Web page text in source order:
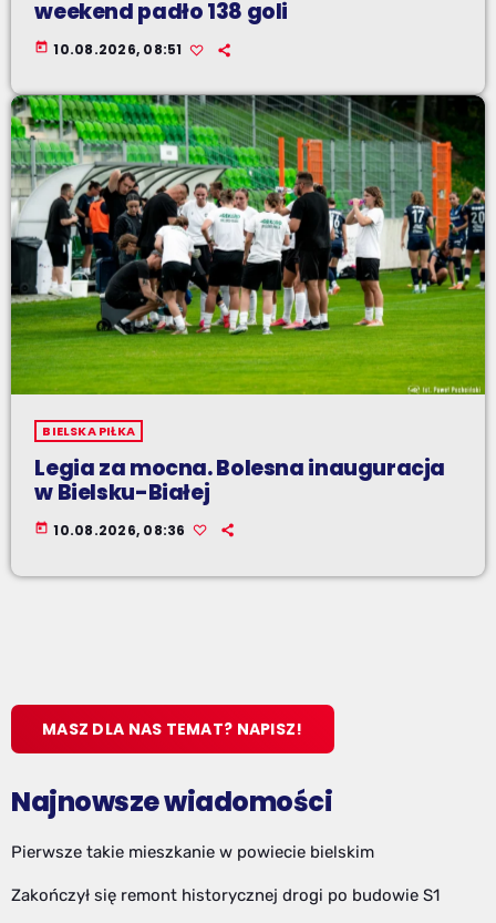
weekend padło 138 goli
today 10.08.2026, 08:51
BIELSKA PIŁKA
Legia za mocna. Bolesna inauguracja
w Bielsku-Białej
today 10.08.2026, 08:36
MASZ DLA NAS TEMAT? NAPISZ!
Najnowsze wiadomości
Pierwsze takie mieszkanie w powiecie bielskim
Zakończył się remont historycznej drogi po budowie S1